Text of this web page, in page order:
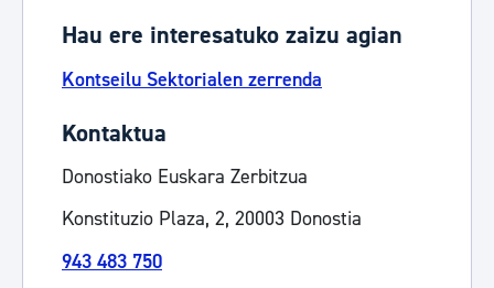
Hau ere interesatuko zaizu agian
Kontseilu Sektorialen zerrenda
Kontaktua
Donostiako Euskara Zerbitzua
Konstituzio Plaza, 2, 20003 Donostia
943 483 750